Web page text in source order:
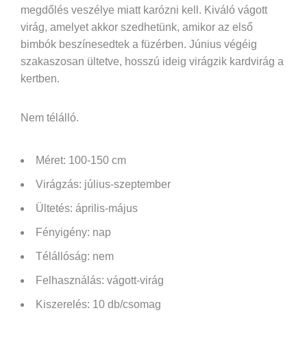
megdőlés veszélye miatt karózni kell. Kiváló vágott
virág, amelyet akkor szedhetünk, amikor az első
bimbók beszínesedtek a füzérben. Június végéig
szakaszosan ültetve, hosszú ideig virágzik kardvirág a
kertben.
Nem télálló.
Méret: 100-150 cm
Virágzás: július-szeptember
Ültetés: április-május
Fényigény: nap
Télállóság: nem
Felhasználás: vágott-virág
Kiszerelés: 10 db/csomag